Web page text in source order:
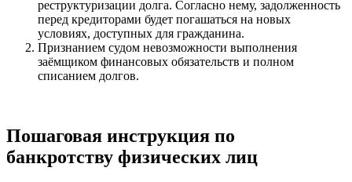
реструктуризации долга. Согласно нему, задолженность
перед кредиторами будет погашаться на новых
условиях, доступных для гражданина.
Признанием судом невозможности выполнения
заёмщиком финансовых обязательств и полном
списанием долгов.
Пошаговая инструкция по
банкротству физических лиц